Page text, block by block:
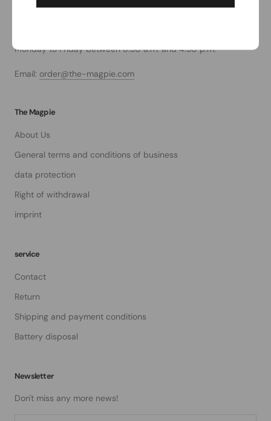
Monday to Friday between 8:30 a.m. and 4:30 p.m.
Email: order@the-magpie.com
The Magpie
About Us
General terms and conditions of business
data protection
Right of withdrawal
imprint
service
Contact
Return
Shipping and payment conditions
Battery disposal
Newsletter
Don't miss any more news!